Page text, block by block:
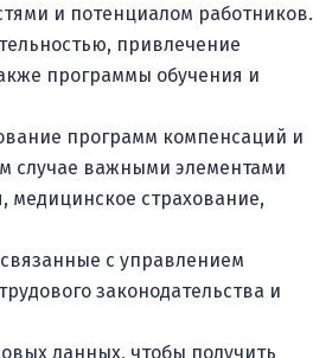
и потенциалом работников.
привлечение
программы обучения и
программ компенсаций и
случае важными элементами
медицинское страхование,
с управлением
законодательства и
данных, чтобы получить